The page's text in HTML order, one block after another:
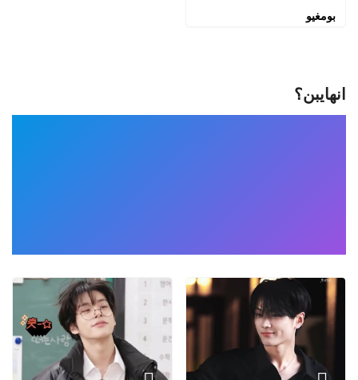
بومغيو
انهايبن؟